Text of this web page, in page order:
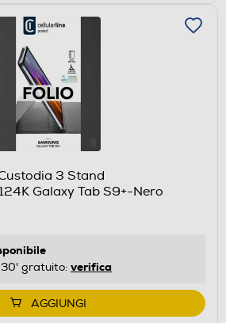
3 Stand
Galaxy Tab S9+-Nero
30' gratuito: verifica
AGGIUNGI